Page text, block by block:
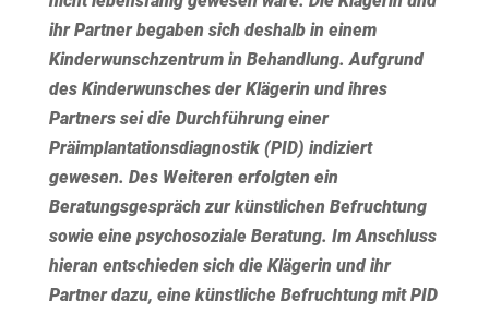
ihr Partner begaben sich deshalb in einem
Kinderwunschzentrum in Behandlung. Aufgrund
des Kinderwunsches der Klägerin und ihres
Partners sei die Durchführung einer
Präimplantationsdiagnostik (PID) indiziert
gewesen. Des Weiteren erfolgten ein
Beratungsgespräch zur künstlichen Befruchtung
sowie eine psychosoziale Beratung. Im Anschluss
hieran entschieden sich die Klägerin und ihr
Partner dazu, eine künstliche Befruchtung mit PID